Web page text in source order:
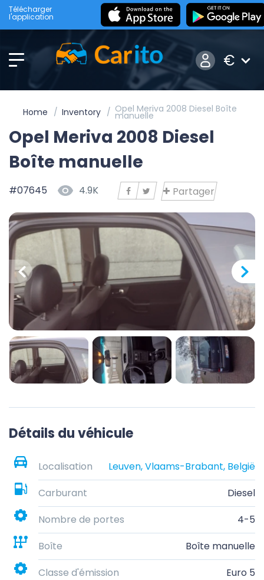
Télécharger
l'application
€
Home Inventory Opel Meriva 2008 Diesel Boîte
manuelle
Opel Meriva 2008 Diesel
Boîte manuelle
#07645 4.9K Partager
Détails du véhicule
Localisation
Leuven, Vlaams-Brabant, België
Carburant
Diesel
Nombre de portes
4-5
Boîte
Boîte manuelle
Classe d'émission
Euro 5